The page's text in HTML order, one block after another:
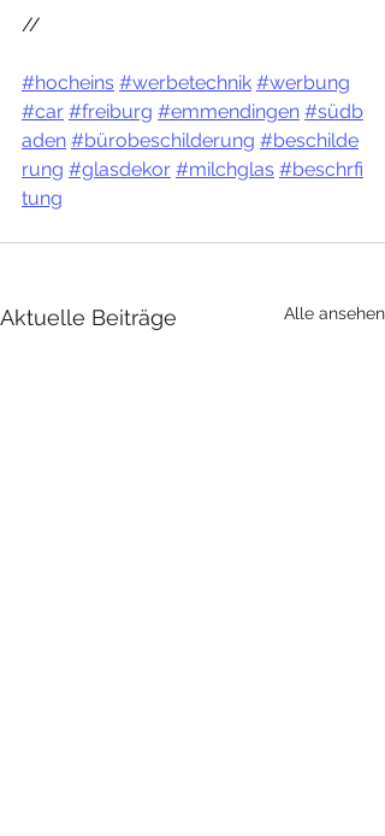
//
#hocheins #werbetechnik #werbung
#car #freiburg #emmendingen #südb
aden #bürobeschilderung #beschilde
rung #glasdekor #milchglas #beschrfi
tung
Aktuelle Beiträge Alle ansehen